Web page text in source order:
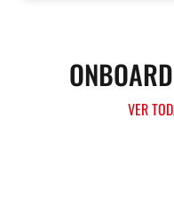
VER